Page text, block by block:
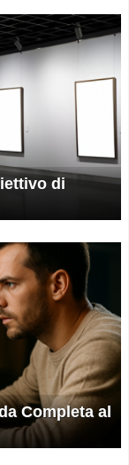
di
Completa al